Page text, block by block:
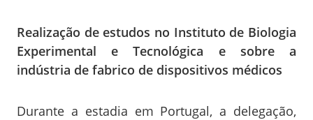
Realização de estudos no Instituto de Biologia
Experimental e Tecnológica e sobre a
indústria de fabrico de dispositivos médicos
Durante a estadia em Portugal, a delegação,